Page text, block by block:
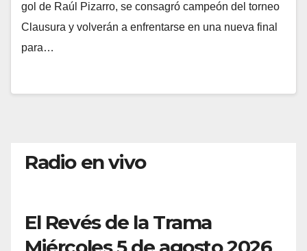
gol de Raúl Pizarro, se consagró campeón del torneo
Clausura y volverán a enfrentarse en una nueva final
para…
Radio en vivo
El Revés de la Trama